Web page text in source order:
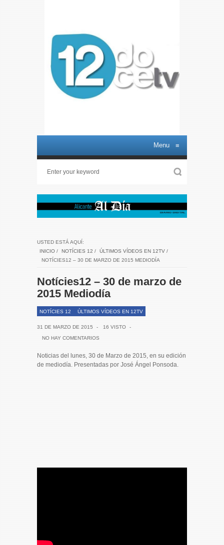
Menu ≡
USTED ESTÁ AQUÍ:
INICIO / NOTÍCIES 12 / ÚLTIMOS VÍDEOS EN 12TV /
NOTÍCIES12 – 30 DE MARZO DE 2015 MEDIODÍA
Notícies12 – 30 de marzo de
2015 Mediodía
NOTÍCIES 12 ÚLTIMOS VÍDEOS EN 12TV
31 DE MARZO DE 2015 - 16 VISTO
-
NO HAY COMENTARIOS
Noticias del lunes, 30 de Marzo de 2015, en su edición
de mediodía. Presentadas por José Ángel Ponsoda.